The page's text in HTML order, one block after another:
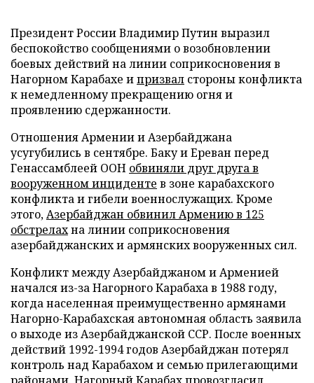
Президент России Владимир Путин выразил
беспокойство сообщениями о возобновлении
боевых действий на линии соприкосновения в
Нагорном Карабахе ипризвал стороны конфликта
к немедленному прекращению огня и
проявлению сдержанности.
Отношения Армении и Азербайджана
усугубились в сентябре. Баку и Ереван перед
Генассамблеей ООН обвиняли друг друга в
вооруженном инциденте в зоне карабахского
конфликта и гибели военнослужащих. Кроме
этого,Азербайджан обвинил Армению в 125
обстрелахна линии соприкосновения
азербайджанских и армянских вооруженных сил.
Конфликт между Азербайджаном и Арменией
начался из-за Нагорного Карабаха в 1988 году,
когда населенная преимущественно армянами
Нагорно-Карабахская автономная область заявила
о выходе из Азербайджанской ССР. После военных
действий 1992-1994 годов Азербайджан потерял
контроль над Карабахом и семью прилегающими